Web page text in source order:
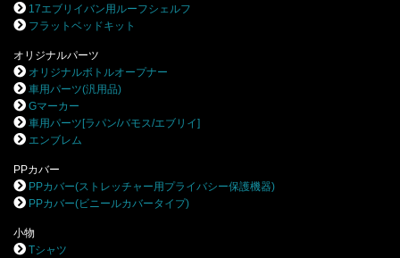
17エブリイバン用ルーフシェルフ
フラットベッドキット
オリジナルパーツ
オリジナルボトルオープナー
車用パーツ(汎用品)
Gマーカー
車用パーツ[ラパン/バモス/エブリイ]
エンブレム
PPカバー
PPカバー(ストレッチャー用プライバシー保護機器)
PPカバー(ビニールカバータイプ)
小物
Tシャツ